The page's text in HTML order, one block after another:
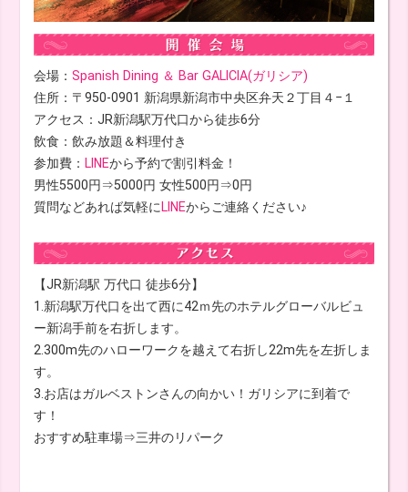
会場：Spanish Dining ＆ Bar GALICIA(ガリシア)
住所：〒950-0901 新潟県新潟市中央区弁天２丁目４−１
アクセス：JR新潟駅万代口から徒歩6分
飲食：飲み放題＆料理付き
参加費： LINEから予約で割引料金！
男性5500円⇒5000円 女性500円⇒0円
質問などあれば気軽にLINEからご連絡ください♪
【JR新潟駅 万代口 徒歩6分】
1.新潟駅万代口を出て西に42ｍ先のホテルグローバルビュ
ー新潟手前を右折します。
2.300m先のハローワークを越えて右折し22m先を左折しま
す。
3.お店はガルベストンさんの向かい！ガリシアに到着で
す！
おすすめ駐車場⇒三井のリパーク